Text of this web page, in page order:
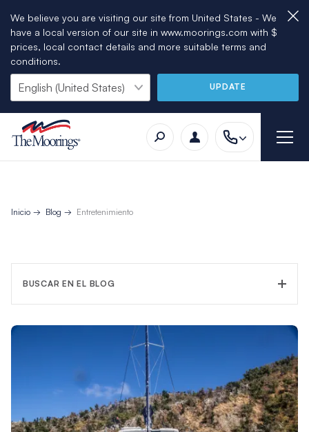
We believe you are visiting our site from United States - We
have a local version of our site in www.moorings.com with $
prices, local contact details and more suitable terms and
conditions.
UPDATE
Inicio Blog Entretenimiento
BUSCAR EN EL BLOG
TEMA